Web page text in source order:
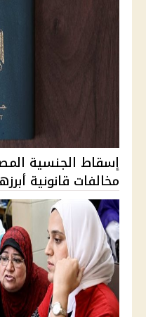
مخالفات قانونية